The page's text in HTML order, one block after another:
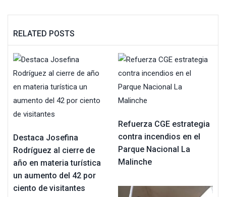
RELATED POSTS
Destaca Josefina
Rodríguez al cierre de
año en materia turística
un aumento del 42 por
ciento de visitantes
Refuerza CGE estrategia
contra incendios en el
Parque Nacional La
Malinche